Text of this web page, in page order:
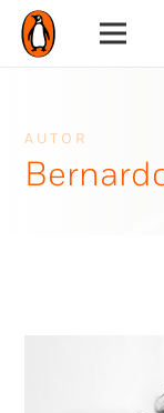
AUTOR